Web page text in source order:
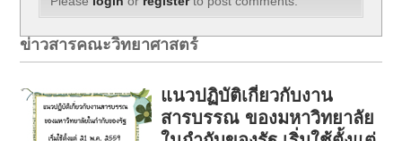
ข่าวสารคณะวิทยาศาสตร์
แนวปฏิบัติเกี่ยวกับงาน
สารบรรณ ของมหาวิทยาลัย